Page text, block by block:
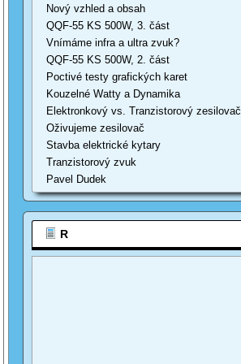
Nový vzhled a obsah
QQF-55 KS 500W, 3. část
Vnímáme infra a ultra zvuk?
QQF-55 KS 500W, 2. část
Poctivé testy grafických karet
Kouzelné Watty a Dynamika
Elektronkový vs. Tranzistorový zesilovač
Oživujeme zesilovač
Stavba elektrické kytary
Tranzistorový zvuk
Pavel Dudek
R